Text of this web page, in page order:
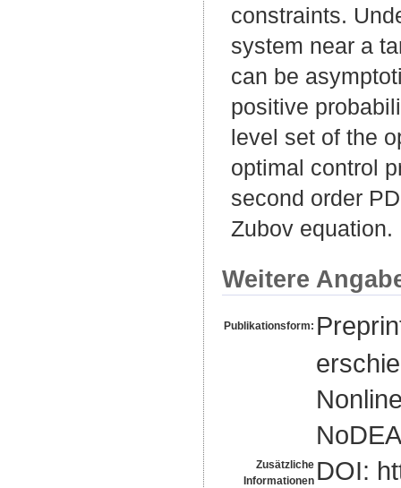
constraints.
system near a
can be
positive
level set of the
optimal control
second order
Zubov equation.
Weitere
Publikationsform:
Zusätzliche
Informationen DOI: